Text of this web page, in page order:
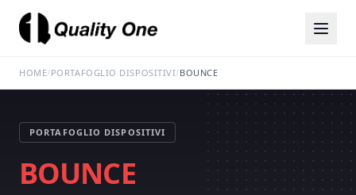
HOME/PORTAFOGLIO DISPOSITIVI/BOUNCE
PORTAFOGLIO DISPOSITIVI
BOUNCE